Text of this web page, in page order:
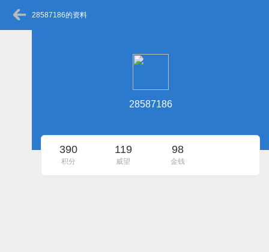
28587186的资料
28587186
390
积分
119
威望
98
金钱